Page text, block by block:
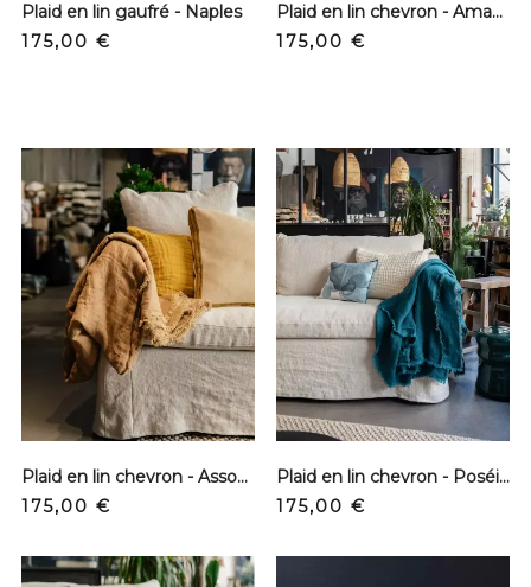
Plaid en lin gaufré - Naples
Prix
175,00 €
Plaid en lin chevron - Amazonie
Prix
175,00 €
Plaid en lin chevron - Assouan
Prix
175,00 €
Plaid en lin chevron - Poséidon
Prix
175,00 €